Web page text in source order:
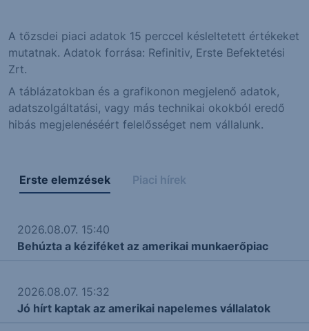
A tőzsdei piaci adatok 15 perccel késleltetett értékeket
mutatnak. Adatok forrása: Refinitiv, Erste Befektetési
Zrt.
A táblázatokban és a grafikonon megjelenő adatok,
adatszolgáltatási, vagy más technikai okokból eredő
hibás megjelenéséért felelősséget nem vállalunk.
Erste elemzések Piaci hírek
2026.08.07. 15:40
Behúzta a kéziféket az amerikai munkaerőpiac
2026.08.07. 15:32
Jó hírt kaptak az amerikai napelemes vállalatok